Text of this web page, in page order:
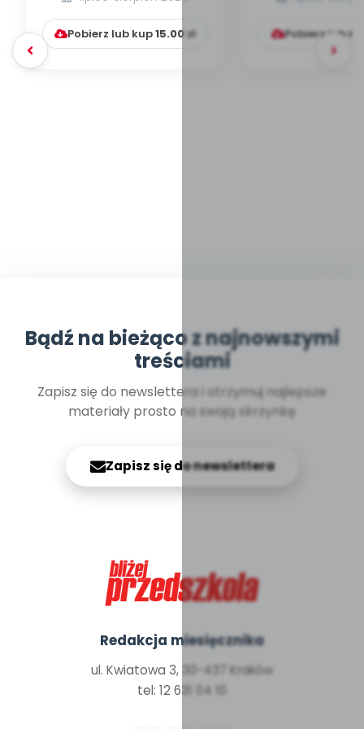
Pobierz lub kup15.00zł Pobierz lub
Bądź na bieżąco z najnowszymi
treściami
Zapisz się do newslettera i otrzymuj najlepsze
materiały prosto na swoją skrzynkę
Zapisz się do newslettera
Redakcja miesięcznika
ul. Kwiatowa 3, 30-437 Kraków
tel: 12 631 04 10